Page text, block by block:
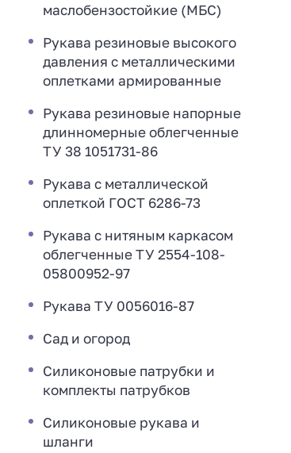
маслобензостойкие (МБС)
Рукава резиновые высокого
давления с металлическими
оплетками армированные
Рукава резиновые напорные
длинномерные облегченные
ТУ 38 1051731-86
Рукава с металлической
оплеткой ГОСТ 6286-73
Рукава с нитяным каркасом
облегченные ТУ 2554-108-
05800952-97
Рукава ТУ 0056016-87
Сад и огород
Силиконовые патрубки и
комплекты патрубков
Силиконовые рукава и
шланги